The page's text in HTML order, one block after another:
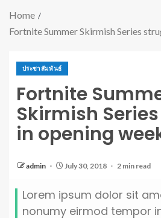
Home
Fortnite Summer Skirmish Series
ประชาสัมพันธ์
Fortnite
Skirmish
in opening
admin July 30, 2018 2 min read
Lorem ipsum dolor sit
nonumy eirmod tempor